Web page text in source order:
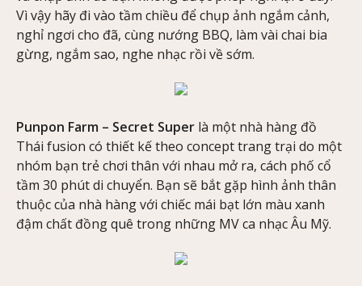
Vì vậy hãy đi vào tầm chiều để chụp ảnh ngắm cảnh,
nghỉ ngơi cho đã, cùng nướng BBQ, làm vài chai bia
gừng, ngắm sao, nghe nhạc rồi về sớm.
Punpon Farm – Secret Super là một nhà hàng đồ
Thái fusion có thiết kế theo concept trang trại do một
nhóm bạn trẻ chơi thân với nhau mở ra, cách phố cổ
tầm 30 phút di chuyển. Bạn sẽ bắt gặp hình ảnh thân
thuộc của nhà hàng với chiếc mái bạt lớn màu xanh
đậm chất đồng quê trong những MV ca nhạc Âu Mỹ.